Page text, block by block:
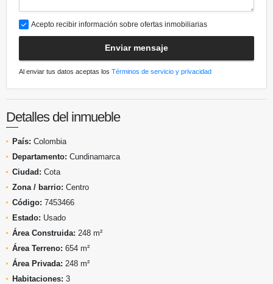
Acepto recibir información sobre ofertas inmobiliarias
Enviar mensaje
Al enviar tus datos aceptas los Términos de servicio y privacidad
Detalles del inmueble
País: Colombia
Departamento: Cundinamarca
Ciudad: Cota
Zona / barrio: Centro
Código: 7453466
Estado: Usado
Área Construida: 248 m²
Área Terreno: 654 m²
Área Privada: 248 m²
Habitaciones: 3